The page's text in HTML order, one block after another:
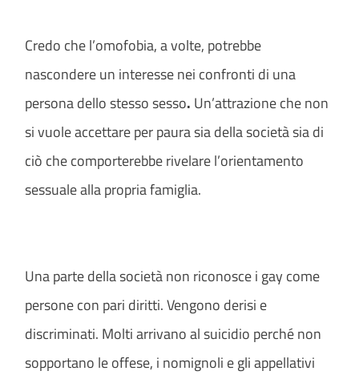
Credo che l’omofobia, a volte, potrebbe
nascondere un interesse nei confronti di una
persona dello stesso sesso. Un’attrazione che non
si vuole accettare per paura sia della società sia di
ciò che comporterebbe rivelare l’orientamento
sessuale alla propria famiglia.
Una parte della società non riconosce i gay come
persone con pari diritti. Vengono derisi e
discriminati. Molti arrivano al suicidio perché non
sopportano le offese, i nomignoli e gli appellativi